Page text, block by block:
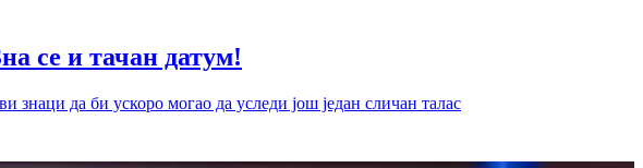
и тачан датум!
знаци да би ускоро могао да уследи још један сличан талас